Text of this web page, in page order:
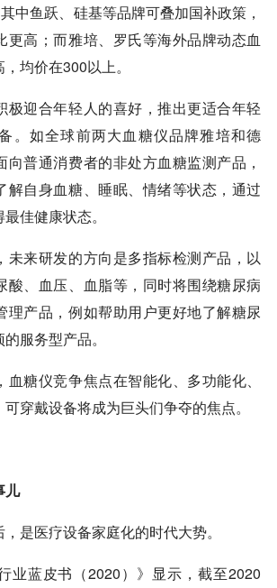
中鱼跃、硅基等品牌可叠加国补政策，
更高；而雅培、罗氏等海外品牌动态血
均价在300以上。
极迎合年轻人的喜好，推出更适合年轻
。如全球前两大血糖仪品牌雅培和德
向普通消费者的非处方血糖监测产品，
解自身血糖、睡眠、情绪等状态，通过
佳健康状态。
未来研发的方向是多指标检测产品，以
酸、血压、血脂等，同时将围绕糖尿病
理产品，例如帮助用户更好地了解糖尿
服务型产品。
糖仪竞争焦点在智能化、多功能化、
穿戴设备将成为巨头们争夺的焦点。
儿
是医疗设备家庭化的时代大势。
业蓝皮书（2020）》显示，截至2020